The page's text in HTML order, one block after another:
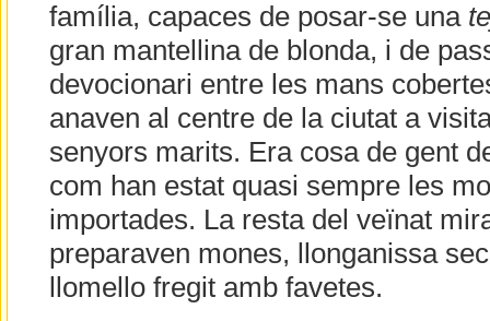
família, capaces de posar-se una
gran mantellina de blonda, i de
devocionari entre les mans
anaven al centre de la ciutat a
senyors marits. Era cosa de gent
com han estat quasi sempre les
importades. La resta del veïnat
preparaven mones, llonganissa
llomello fregit amb favetes.